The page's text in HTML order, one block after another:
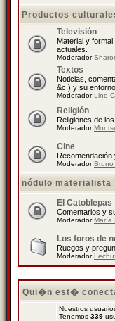
Productos
Televisión
Material y
actuales.
Moderador
Textos
Noticias,
&c.) y su entorno.
ModeradorLino
Religión
Religiones de
Moderador
Cine
Recomendación
ModeradorBruno
nódulo materialista
El Catoblepas
Comentarios y
ModeradorMaría
Los foros de
Ruegos y
Moderador
Qui�n est�
Nuestros
Tenemos 339